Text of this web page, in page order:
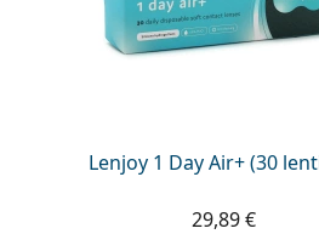
Lenjoy 1 Day Air+ (30
29,89 €